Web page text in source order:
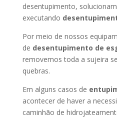
desentupimento,
executando
Por meio de nossos
de desentupimento de
removemos toda a sujeira
quebras.
Em alguns casos de
acontecer de haver a
caminhão de